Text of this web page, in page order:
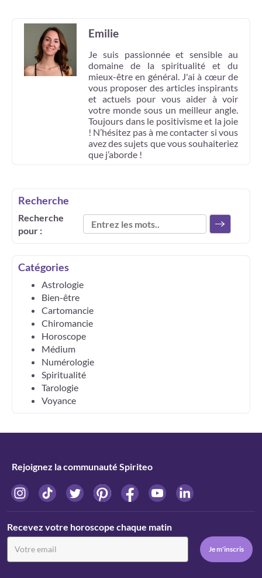
Emilie
Je suis passionnée et sensible au
domaine de la spiritualité et du
mieux-être en général. J'ai à cœur de
vous proposer des articles inspirants
et actuels pour vous aider à voir
votre monde sous un meilleur angle.
Toujours dans le positivisme et la joie
! N’hésitez pas à me contacter si vous
avez des sujets que vous souhaiteriez
que j’aborde !
Recherche
Recherche
pour :
Catégories
Astrologie
Bien-être
Cartomancie
Chiromancie
Horoscope
Médium
Numérologie
Spiritualité
Tarologie
Voyance
Rejoignez la communauté Spiriteo
Recevez votre horoscope chaque matin